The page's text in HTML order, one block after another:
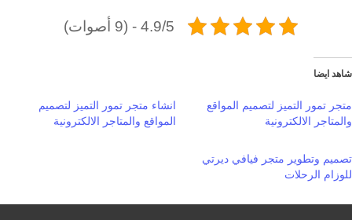
4.9/5 - (9 أصوات)
شاهد ايضا
متجر تمور التميز لتصميم المواقع
والمتاجر الالكترونية
انشاء متجر تمور التميز لتصميم
المواقع والمتاجر الالكترونية
تصميم وتطوير متجر فيافي ديرتي
للوزام الرحلات